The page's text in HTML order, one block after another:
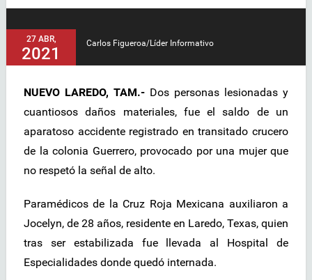
27 ABR,
2021
Carlos Figueroa/Líder Informativo
NUEVO LAREDO, TAM.- Dos personas lesionadas y
cuantiosos daños materiales, fue el saldo de un
aparatoso accidente registrado en transitado crucero
de la colonia Guerrero, provocado por una mujer que
no respetó la señal de alto.
Paramédicos de la Cruz Roja Mexicana auxiliaron a
Jocelyn, de 28 años, residente en Laredo, Texas, quien
tras ser estabilizada fue llevada al Hospital de
Especialidades donde quedó internada.